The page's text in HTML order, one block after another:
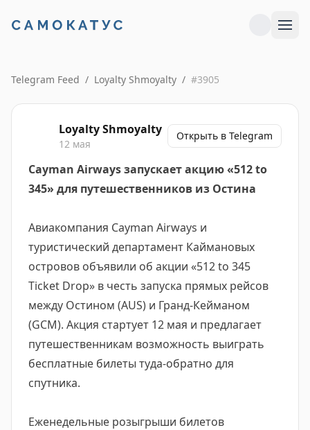
Telegram Feed / Loyalty Shmoyalty / #3905
Loyalty Shmoyalty
12 мая
Открыть в Telegram
Cayman Airways запускает акцию «512 to
345» для путешественников из Остина
Авиакомпания Cayman Airways и
туристический департамент Каймановых
островов объявили об акции «512 to 345
Ticket Drop» в честь запуска прямых рейсов
между Остином (AUS) и Гранд-Кейманом
(GCM). Акция стартует 12 мая и предлагает
путешественникам возможность выиграть
бесплатные билеты туда-обратно для
спутника.
Еженедельные розыгрыши билетов